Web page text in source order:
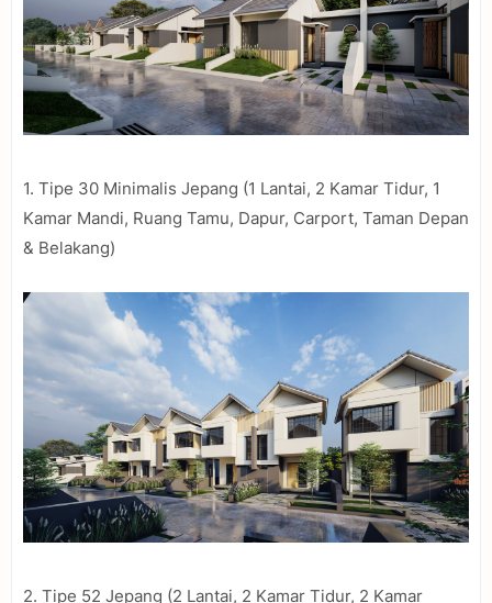
1. Tipe 30 Minimalis Jepang (1 Lantai, 2 Kamar Tidur, 1
Kamar Mandi, Ruang Tamu, Dapur, Carport, Taman Depan
& Belakang)
2. Tipe 52 Jepang (2 Lantai, 2 Kamar Tidur, 2 Kamar